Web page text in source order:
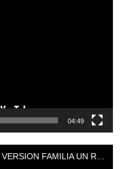
04:49